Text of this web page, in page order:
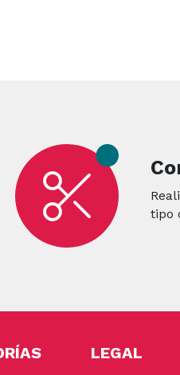
tipo
LEGAL